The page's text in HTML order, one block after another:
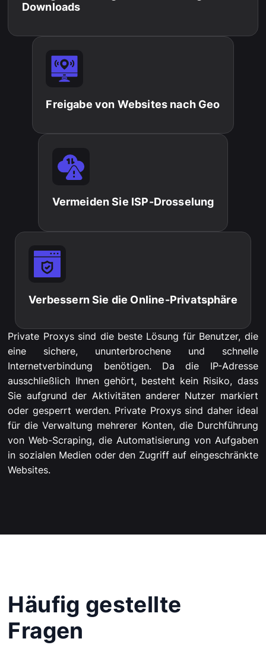
Downloads
Freigabe von Websites nach Geo
Vermeiden Sie ISP-Drosselung
Verbessern Sie die Online-Privatsphäre
Private Proxys sind die beste Lösung für Benutzer, die
eine sichere, ununterbrochene und schnelle
Internetverbindung benötigen. Da die IP-Adresse
ausschließlich Ihnen gehört, besteht kein Risiko, dass
Sie aufgrund der Aktivitäten anderer Nutzer markiert
oder gesperrt werden. Private Proxys sind daher ideal
für die Verwaltung mehrerer Konten, die Durchführung
von Web-Scraping, die Automatisierung von Aufgaben
in sozialen Medien oder den Zugriff auf eingeschränkte
Websites.
Häufig gestellte
Fragen